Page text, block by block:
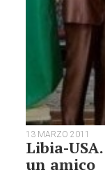
13 MARZO 2011
Libia-
un amico